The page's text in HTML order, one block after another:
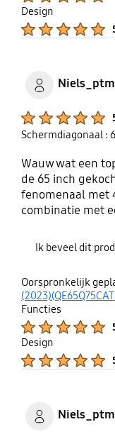
Design
Schermdiagonaal :
Wauw wat een
de 65 inch
fenomenaal met
combinatie met
zeggen. Ik raad
deze te kopen
tevreden van.
Ik beveel dit
Oorspronkelijk
Functies
Design